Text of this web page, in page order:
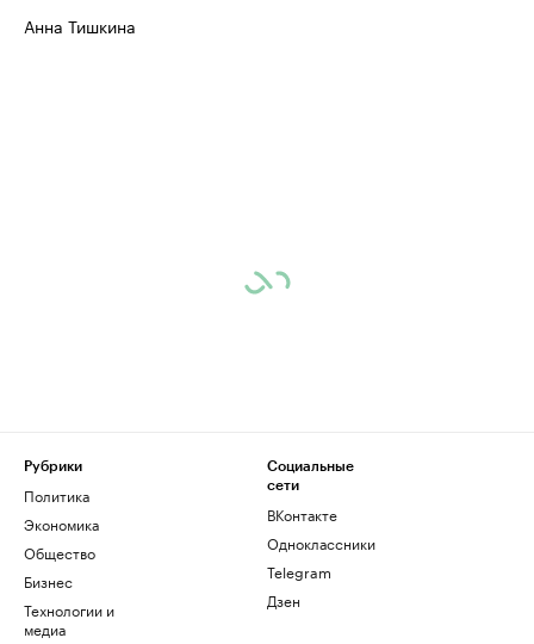
Анна Тишкина
Рубрики
Политика
Экономика
Общество
Бизнес
Технологии и
медиа
Социальные
сети
ВКонтакте
Одноклассники
Telegram
Дзен